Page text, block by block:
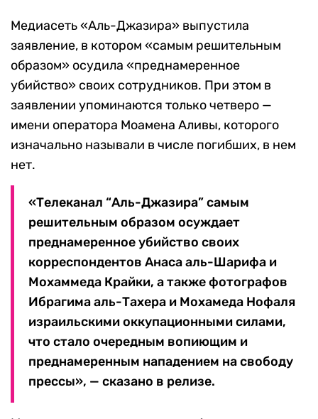
Медиасеть «Аль-Джазира» выпустила
заявление, в котором «самым решительным
образом» осудила «преднамеренное
убийство» своих сотрудников. При этом в
заявлении упоминаются только четверо —
имени оператора Моамена Аливы, которого
изначально называли в числе погибших, в нем
нет.
«Телеканал “Аль-Джазира” самым
решительным образом осуждает
преднамеренное убийство своих
корреспондентов Анаса аль-Шарифа и
Мохаммеда Крайки, а также фотографов
Ибрагима аль-Тахера и Мохамеда Нофаля
израильскими оккупационными силами,
что стало очередным вопиющим и
преднамеренным нападением на свободу
прессы», — сказано в релизе.